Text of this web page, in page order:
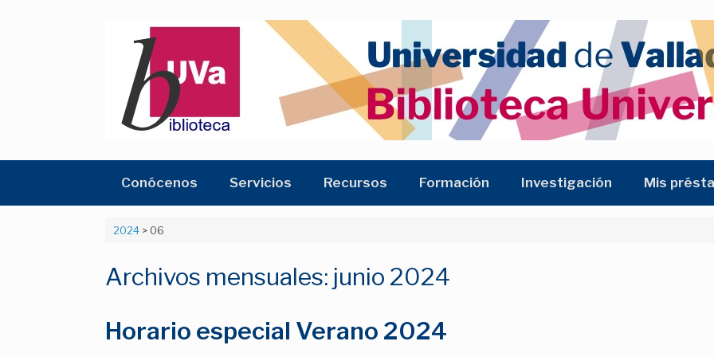
Conócenos Servicios Recursos Formación Investigación Mis
2024> 06
Archivos mensuales: junio 2024
Horario especial Verano 2024